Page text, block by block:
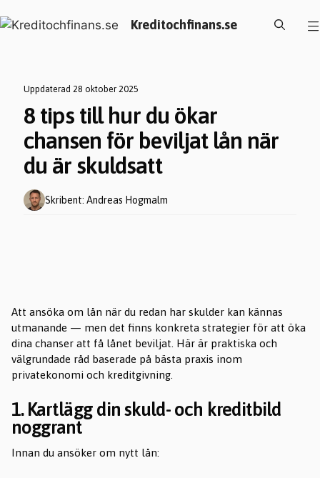
till
Kreditochfinans.se
Uppdaterad 28 oktober 2025
8 tips till hur du ökar
chansen för beviljat lån när
du är skuldsatt
Skribent: Andreas Hogmalm
Att ansöka om lån när du redan har skulder kan kännas
utmanande — men det finns konkreta strategier för att öka
dina chanser att få lånet beviljat. Här är praktiska och
välgrundade råd baserade på bästa praxis inom
privatekonomi och kreditgivning.
1. Kartlägg din skuld- och kreditbild
noggrant
Innan du ansöker om nytt lån: